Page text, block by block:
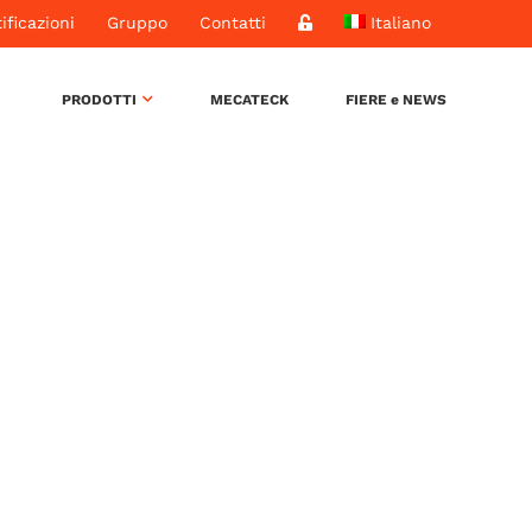
Gruppo Contatti Italiano
PRODOTTI MECATECK FIERE e NEWS